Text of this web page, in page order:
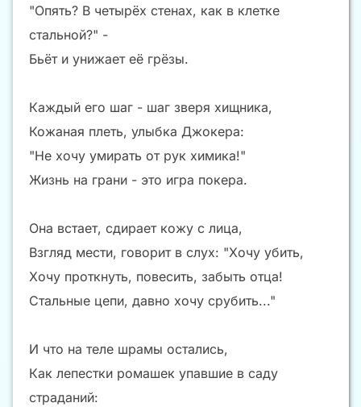
"Опять? В четырёх стенах, как в клетке
стальной?" -
Бьёт и унижает её грёзы.
Каждый его шаг - шаг зверя хищника,
Кожаная плеть, улыбка Джокера:
"Не хочу умирать от рук химика!"
Жизнь на грани - это игра покера.
Она встает, сдирает кожу с лица,
Взгляд мести, говорит в слух: "Хочу убить,
Хочу проткнуть, повесить, забыть отца!
Стальные цепи, давно хочу срубить..."
И что на теле шрамы остались,
Как лепестки ромашек упавшие в саду
страданий: